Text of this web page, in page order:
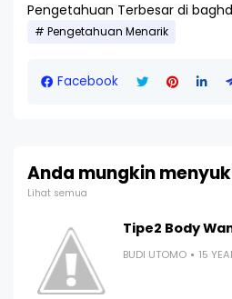
Pengetahuan Terbesar di
Pengetahuan Menarik
Facebook
Anda mungkin
Lihat semua
Tipe2 Body
BUDI UTOMO 15